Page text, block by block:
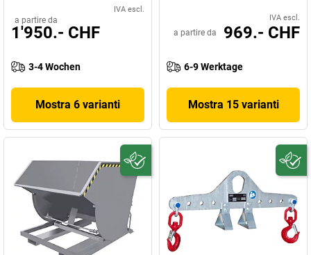
IVA escl.
a partire da
1'950.- CHF
3-4 Wochen
Mostra 6 varianti
IVA escl.
a partire da 969.- CHF
6-9 Werktage
Mostra 15 varianti